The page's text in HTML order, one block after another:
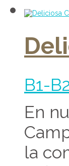
B1-
En
la